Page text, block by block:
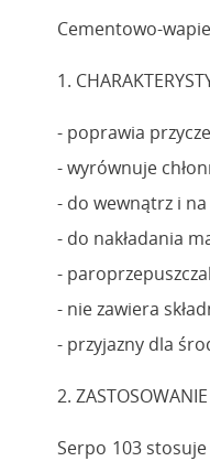
Cementowo-
1.
- poprawia
- wyrównuje
- do wewnątrz i
- do nakładania
-
- nie zawiera
- przyjazny dla
2. ZASTOSOWANIE
Serpo 103